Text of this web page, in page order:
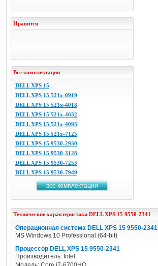
Нравится
Все комплектации
DELL XPS 15
DELL XPS 15 521x-0919
DELL XPS 15 521x-4018
DELL XPS 15 521x-4032
DELL XPS 15 521x-4093
DELL XPS 15 521x-7125
DELL XPS 15 9530-2930
DELL XPS 15 9530-3128
DELL XPS 15 9530-7253
DELL XPS 15 9530-7949
все комплектации
Технические характеристики DELL XPS 15 9550-2341
Операционная система DELL XPS 15 9550-2341
MS Windows 10 Professional (64-bit)
Процессор DELL XPS 15 9550-2341
Производитель: Intel